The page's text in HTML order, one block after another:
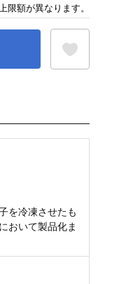
を冷凍させたも
おいて製品化ま
限額が異なります。